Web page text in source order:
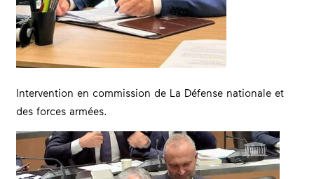
Intervention en commission de La Défense nationale et
des forces armées.